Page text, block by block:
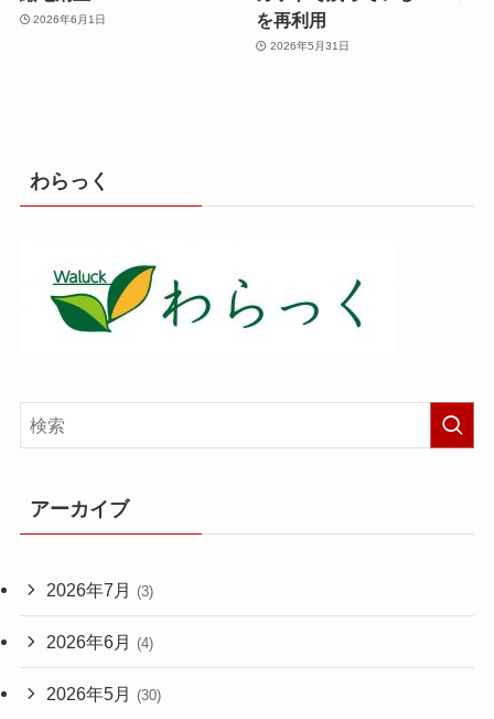
2026年6月1日
を再利用
2026年5月31日
わらっく
アーカイブ
2026年7月 (3)
2026年6月 (4)
2026年5月 (30)